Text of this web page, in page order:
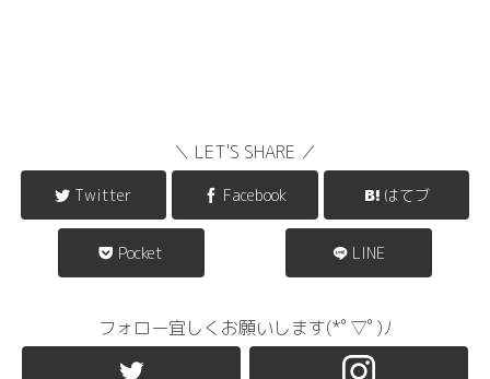
＼ LET'S SHARE ／
Twitter Facebook はてブ
Pocket LINE
フォロー宜しくお願いします(*ﾟ▽ﾟ)ﾉ